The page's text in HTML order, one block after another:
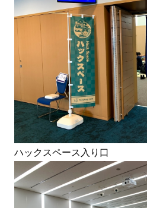
ハックスペース入り口